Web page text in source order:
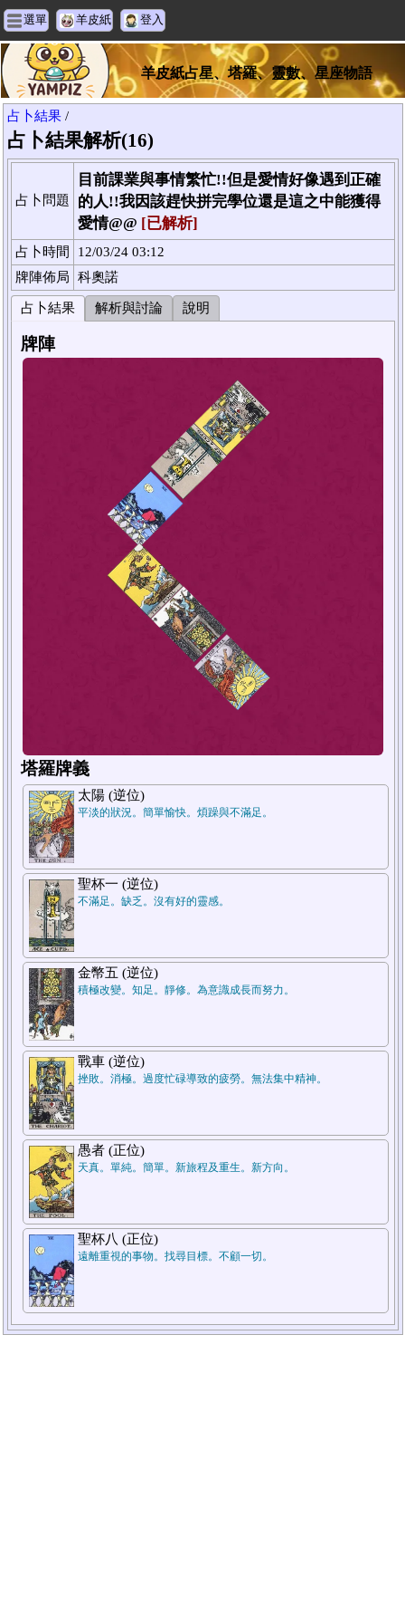
選單 羊皮紙 登入
羊皮紙占星、塔羅、靈數、星座物語
占卜結果 /
占卜結果解析(16)
占卜問題
目前課業與事情繁忙!!但是愛情好像遇到正確
的人!!我因該趕快拼完學位還是這之中能獲得
愛情@@ [已解析]
占卜時間
12/03/24 03:12
牌陣佈局
科奧諾
占卜結果 解析與討論 說明
牌陣
塔羅牌義
太陽 (逆位)
平淡的狀況。簡單愉快。煩躁與不滿足。
聖杯一 (逆位)
不滿足。缺乏。沒有好的靈感。
金幣五 (逆位)
積極改變。知足。靜修。為意識成長而努力。
戰車 (逆位)
挫敗。消極。過度忙碌導致的疲勞。無法集中精神。
愚者 (正位)
天真。單純。簡單。新旅程及重生。新方向。
聖杯八 (正位)
遠離重視的事物。找尋目標。不顧一切。